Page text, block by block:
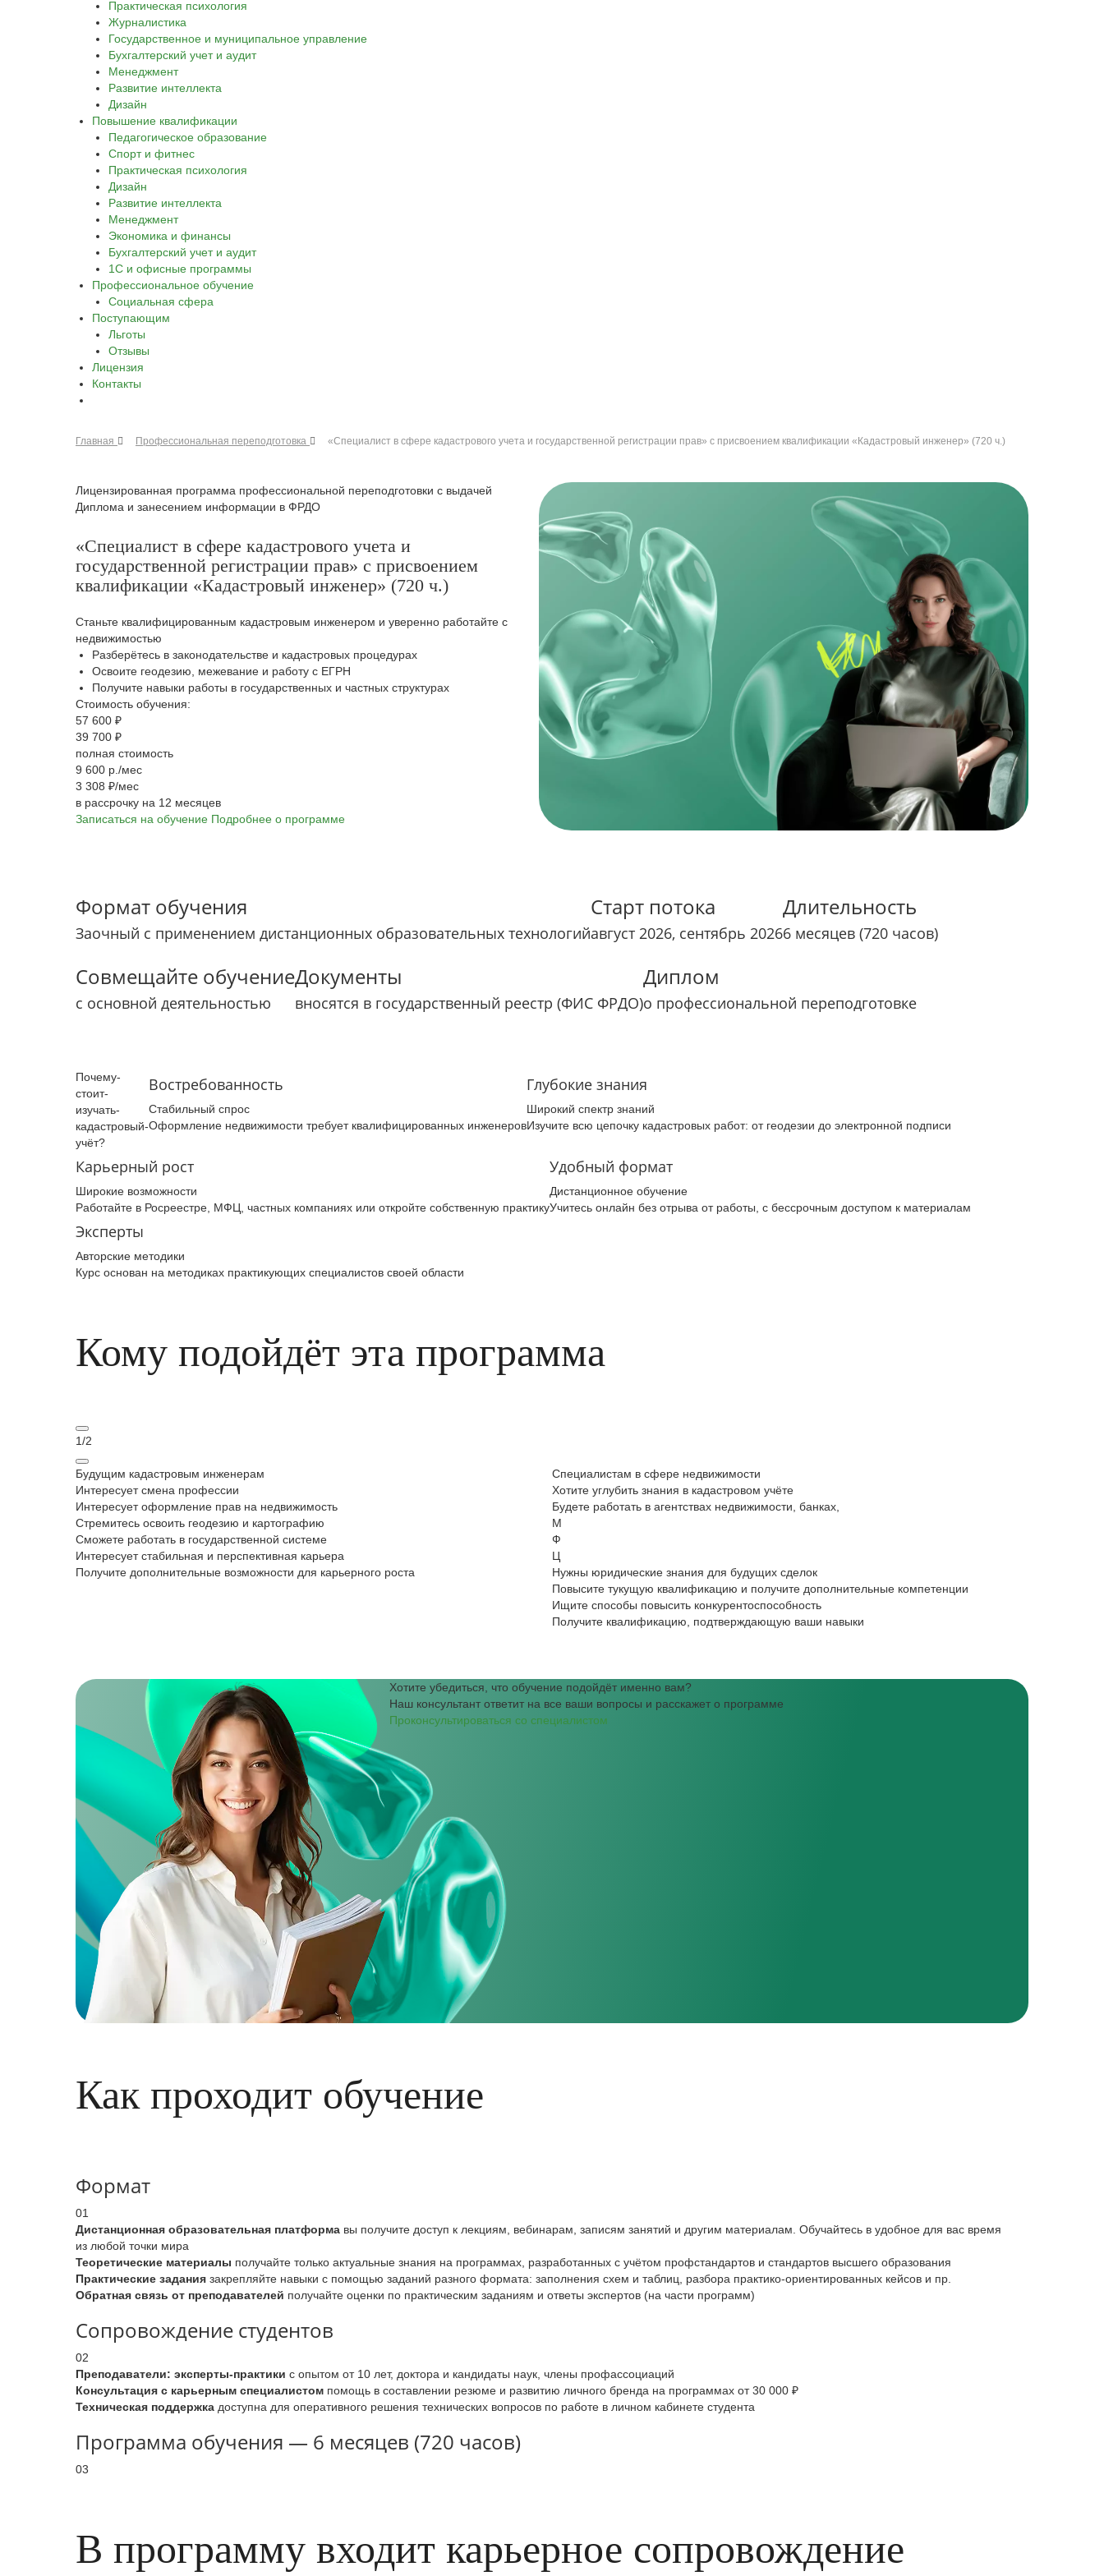
Практическая психология
Журналистика
Государственное и муниципальное управление
Бухгалтерский учет и аудит
Менеджмент
Развитие интеллекта
Дизайн
Повышение квалификации
Педагогическое образование
Спорт и фитнес
Практическая психология
Дизайн
Развитие интеллекта
Менеджмент
Экономика и финансы
Бухгалтерский учет и аудит
1С и офисные программы
Профессиональное обучение
Социальная сфера
Поступающим
Льготы
Отзывы
Лицензия
Контакты
Главная Профессиональная переподготовка «Специалист в сфере кадастрового учета и государственной регистрации прав» с присвоением квалификации «Кадастровый инженер» (720 ч.)
Лицензированная программа профессиональной переподготовки с выдачей
Диплома и занесением информации в ФРДО
«Специалист в сфере кадастрового учета и
государственной регистрации прав» с присвоением
квалификации «Кадастровый инженер» (720 ч.)
Станьте квалифицированным кадастровым инженером и уверенно работайте с
недвижимостью
Разберётесь в законодательстве и кадастровых процедурах
Освоите геодезию, межевание и работу с ЕГРН
Получите навыки работы в государственных и частных структурах
Стоимость обучения:
57 600 ₽
39 700 ₽
полная стоимость
9 600 р./мес
3 308 ₽/мес
в рассрочку на 12 месяцев
Записаться на обучение Подробнее о программе
Формат обучения
Заочный с применением дистанционных образовательных технологий
Старт потока
август 2026, сентябрь 2026
Длительность
6 месяцев (720 часов)
Совмещайте обучение
с основной деятельностью
Документы
вносятся в государственный реестр (ФИС ФРДО)
Диплом
о профессиональной переподготовке
Почему­
стоит­
изучать­
кадастровый­
учёт?
Востребованность
Стабильный спрос
Оформление недвижимости требует квалифицированных инженеров
Глубокие знания
Широкий спектр знаний
Изучите всю цепочку кадастровых работ: от геодезии до электронной подписи
Карьерный рост
Широкие возможности
Работайте в Росреестре, МФЦ, частных компаниях или откройте собственную практику
Удобный формат
Дистанционное обучение
Учитесь онлайн без отрыва от работы, с бессрочным доступом к материалам
Эксперты
Авторские методики
Курс основан на методиках практикующих специалистов своей области
Кому подойдёт эта программа
1/2
Будущим кадастровым инженерам
Интересует смена профессии
Интересует оформление прав на недвижимость
Стремитесь освоить геодезию и картографию
Сможете работать в государственной системе
Интересует стабильная и перспективная карьера
Получите дополнительные возможности для карьерного роста
Специалистам в сфере недвижимости
Хотите углубить знания в кадастровом учёте
Будете работать в агентствах недвижимости, банках,
М
Ф
Ц
Нужны юридические знания для будущих сделок
Повысите тукущую квалификацию и получите дополнительные компетенции
Ищите способы повысить конкурентоспособность
Получите квалификацию, подтверждающую ваши навыки
Хотите убедиться, что обучение подойдёт именно вам?
Наш консультант ответит на все ваши вопросы и расскажет о программе
Проконсультироваться со специалистом
Как проходит обучение
Формат
01
Дистанционная образовательная платформа вы получите доступ к лекциям, вебинарам, записям занятий и другим материалам. Обучайтесь в удобное для вас время
из любой точки мира
Теоретические материалы получайте только актуальные знания на программах, разработанных с учётом профстандартов и стандартов высшего образования
Практические задания закрепляйте навыки с помощью заданий разного формата: заполнения схем и таблиц, разбора практико-ориентированных кейсов и пр.
Обратная связь от преподавателей получайте оценки по практическим заданиям и ответы экспертов (на части программ)
Сопровождение студентов
02
Преподаватели: эксперты-практики с опытом от 10 лет, доктора и кандидаты наук, члены профассоциаций
Консультация с карьерным специалистом помощь в составлении резюме и развитию личного бренда на программах от 30 000 ₽
Техническая поддержка доступна для оперативного решения технических вопросов по работе в личном кабинете студента
Программа обучения — 6 месяцев (720 часов)
03
В программу входит карьерное сопровождение